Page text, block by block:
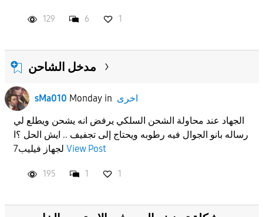
129 6 1
مدخل الشاحن
sMa010 Mondayin اخرى
الجهاد عند محاولة الشحن السلكي يرفض انه يشحن ويطلع لي
رساله بانو الجوال فيه رطوبه ويحتاج إلى تجفيف .. ايش الحل ؟ا
View Post
195 1 1